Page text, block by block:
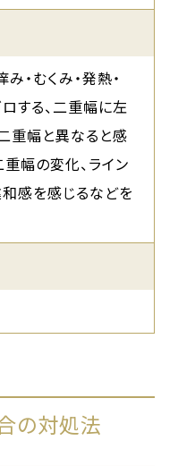
・むくみ・発熱・
する、二重幅に左
重幅と異なると感
幅の変化、ライン
和感を感じるなどを
の対処法